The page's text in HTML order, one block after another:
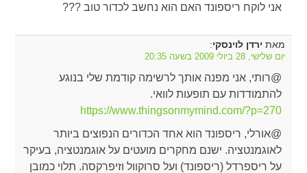
אני לוקח ריספונד האם הוא נחשב לכדור טוב ???
מאת ירדן לוינסקי:
יום שלישי, 28 ביולי 2009 בשעה 20:35
@רותי, אני מפנה אותך לרשימה קודמת שלי בנוגע
להתמודדות עם תופעות לוואי.
https://www.thingsonmymind.com/?p=270
@אורלי, ריספונד הוא אחד הכדורים הנפוצים ביותר
לאוגמנטציה. ישנם מחקרים מועטים על אוגמנטציה, בעיקר
על ריספרדל (ריספונד) ועל סרוקוול וזיפרקסה. תלוי כמובן